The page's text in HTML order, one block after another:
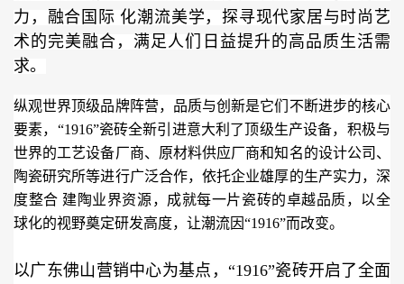
力，融合国际 化潮流美学，探寻现代家居与时尚艺
术的完美融合，满足人们日益提升的高品质生活需
求。
纵观世界顶级品牌阵营，品质与创新是它们不断进步的核心
要素，“1916”瓷砖全新引进意大利了顶级生产设备，积极与
世界的工艺设备厂商、原材料供应厂商和知名的设计公司、
陶瓷研究所等进行广泛合作，依托企业雄厚的生产实力，深
度整合 建陶业界资源，成就每一片瓷砖的卓越品质，以全
球化的视野奠定研发高度，让潮流因“1916”而改变。
以广东佛山营销中心为基点，“1916”瓷砖开启了全面